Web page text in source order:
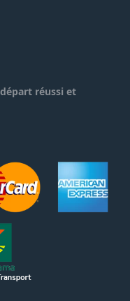
réussi et